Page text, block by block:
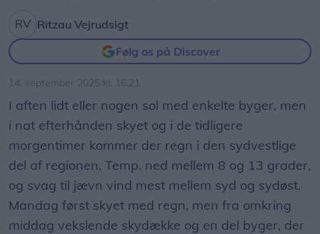
Ritzau Vejrudsigt
Følg os på Discover
14. september 2025 kl. 16.21
I aften lidt eller nogen sol med enkelte byger, men
i nat efterhånden skyet og i de tidligere
morgentimer kommer der regn i den sydvestlige
del af regionen. Temp. ned mellem 8 og 13 grader,
og svag til jævn vind mest mellem syd og sydøst.
Mandag først skyet med regn, men fra omkring
middag vekslende skydække og en del byger, der